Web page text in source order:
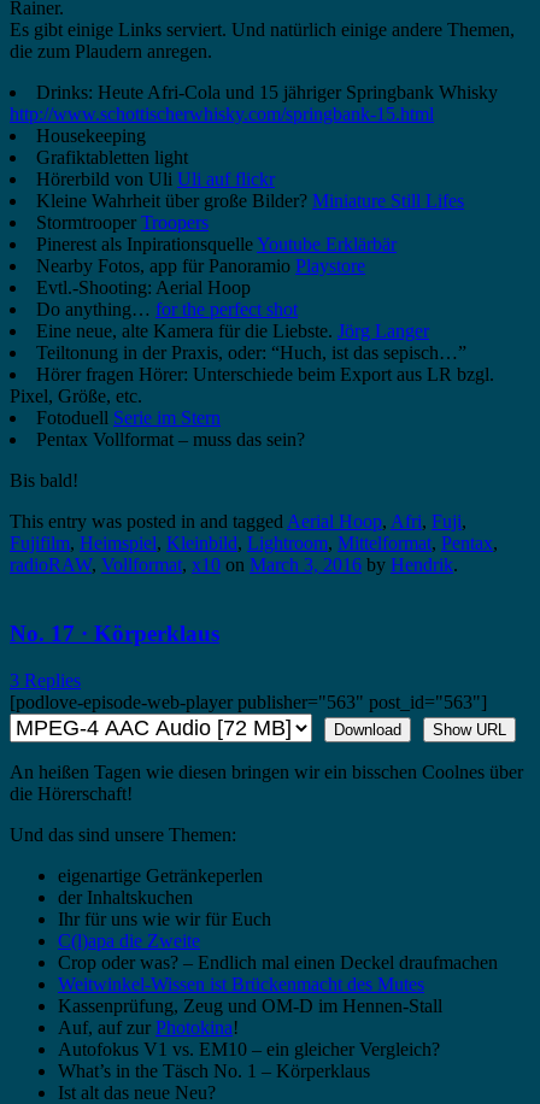
Rainer.
Es gibt einige Links serviert. Und natürlich einige andere Themen,
die zum Plaudern anregen.
Drinks: Heute Afri-Cola und 15 jähriger Springbank Whisky
http://www.schottischerwhisky.com/springbank-15.html
Housekeeping
Grafiktabletten light
Hörerbild von Uli Uli auf flickr
Kleine Wahrheit über große Bilder? Miniature Still Lifes
Stormtrooper Troopers
Pinerest als InpirationsquelleYoutube Erklärbär
Nearby Fotos, app für Panoramio Playstore
Evtl.-Shooting: Aerial Hoop
Do anything… for the perfect shot
Eine neue, alte Kamera für die Liebste. Jörg Langer
Teiltonung in der Praxis, oder: “Huch, ist das sepisch…”
Hörer fragen Hörer: Unterschiede beim Export aus LR bzgl.
Pixel, Größe, etc.
Fotoduell Serie im Stern
Pentax Vollformat – muss das sein?
Bis bald!
This entry was posted in and tagged Aerial Hoop, Afri, Fuji,
Fujifilm, Heimspiel, Kleinbild, Lightroom, Mittelformat, Pentax,
radioRAW, Vollformat, x10 on March 3, 2016 by Hendrik.
No. 17 · Körperklaus
3 Replies
[podlove-episode-web-player publisher="563" post_id="563"]
Download Show URL
An heißen Tagen wie diesen bringen wir ein bisschen Coolnes über
die Hörerschaft!
Und das sind unsere Themen:
eigenartige Getränkeperlen
der Inhaltskuchen
Ihr für uns wie wir für Euch
C(l)apa die Zweite
Crop oder was? – Endlich mal einen Deckel draufmachen
Weitwinkel-Wissen ist Brückenmacht des Mutes
Kassenprüfung, Zeug und OM-D im Hennen-Stall
Auf, auf zur Photokina!
Autofokus V1 vs. EM10 – ein gleicher Vergleich?
What’s in the Täsch No. 1 – Körperklaus
Ist alt das neue Neu?